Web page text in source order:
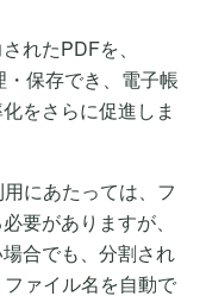
れたPDFを、
保存でき、電子帳
をさらに促進しま
にあたっては、フ
要がありますが、
合でも、分割され
ァイル名を自動で